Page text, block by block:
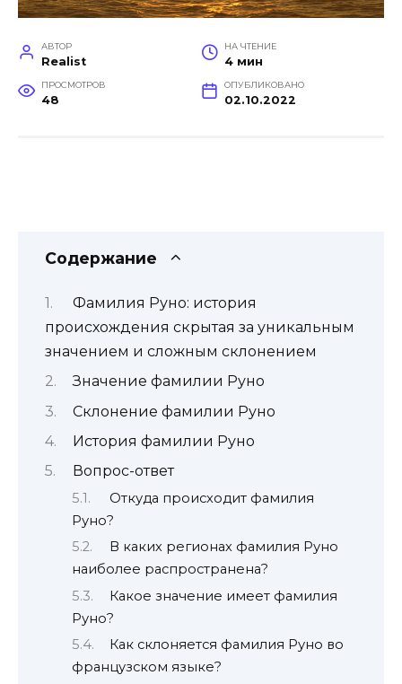
АВТОР
Realist
НА ЧТЕНИЕ
4 мин
ПРОСМОТРОВ
48
ОПУБЛИКОВАНО
02.10.2022
Содержание
Фамилия Руно: история
происхождения скрытая за уникальным
значением и сложным склонением
Значение фамилии Руно
Склонение фамилии Руно
История фамилии Руно
Вопрос-ответ
Откуда происходит фамилия
Руно?
В каких регионах фамилия Руно
наиболее распространена?
Какое значение имеет фамилия
Руно?
Как склоняется фамилия Руно во
французском языке?